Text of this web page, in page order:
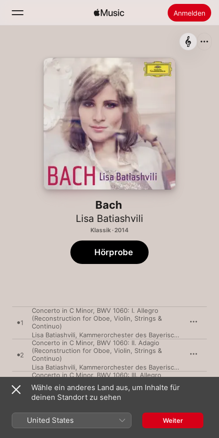
Anmelden
Startseite
Apple Music installieren
Bach
Lisa Batiashvili
Klassik · 2014
Hörprobe
1
Concerto in C Minor, BWV 1060: I. Allegro
(Reconstruction for Oboe, Violin, Strings &
Continuo)
Lisa Batiashvili
Kammerorchester des Bayerischen Rundfunks
2
Concerto in C Minor, BWV 1060: II. Adagio
(Reconstruction for Oboe, Violin, Strings &
Continuo)
Lisa Batiashvili
Kammerorchester des Bayerischen Rundfunks
3
Concerto in C Minor, BWV 1060: III. Allegro
Continuo)
Lisa Batiashvili,Kammerorchester des Bayerischen Rundfunks
156: Sinfonia
Lisa Batiashvili
Kammerorchester des Bayerischen Rundfunks
Wähle ein anderes Land aus, um Inhalte für
deinen Standort zu sehen
United States Weiter